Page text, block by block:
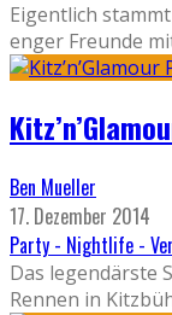
Eigentlich
enger Freunde
Ben Mueller
17. Dezember 2014
Party - Nightlife -
Das legendärste
Rennen in